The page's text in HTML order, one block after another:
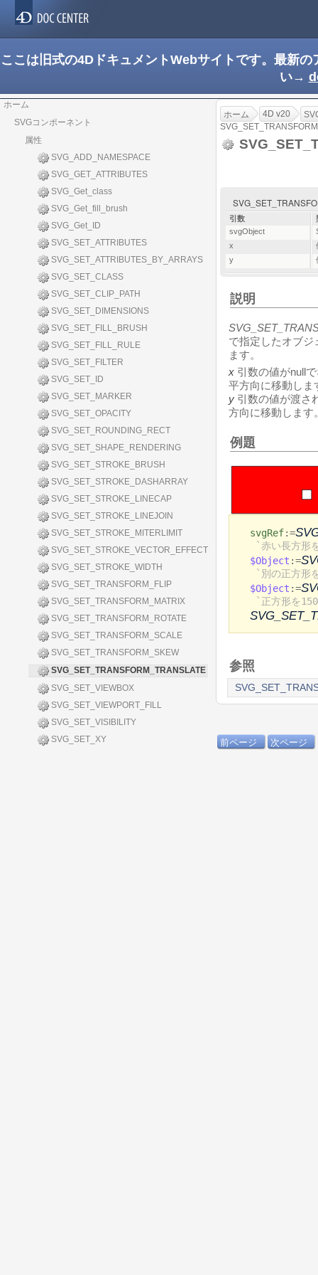
ここは旧式の4DドキュメントWebサイトです。最新
い→
ホーム
SVGコンポーネント
属性
SVG_ADD_NAMESPACE
SVG_GET_ATTRIBUTES
SVG_Get_class
SVG_Get_fill_brush
SVG_Get_ID
SVG_SET_ATTRIBUTES
SVG_SET_ATTRIBUTES_BY_ARRAYS
SVG_SET_CLASS
SVG_SET_CLIP_PATH
SVG_SET_DIMENSIONS
SVG_SET_FILL_BRUSH
SVG_SET_FILL_RULE
SVG_SET_FILTER
SVG_SET_ID
SVG_SET_MARKER
SVG_SET_OPACITY
SVG_SET_ROUNDING_RECT
SVG_SET_SHAPE_RENDERING
SVG_SET_STROKE_BRUSH
SVG_SET_STROKE_DASHARRAY
SVG_SET_STROKE_LINECAP
SVG_SET_STROKE_LINEJOIN
SVG_SET_STROKE_MITERLIMIT
SVG_SET_STROKE_VECTOR_EFFECT
SVG_SET_STROKE_WIDTH
SVG_SET_TRANSFORM_FLIP
SVG_SET_TRANSFORM_MATRIX
SVG_SET_TRANSFORM_ROTATE
SVG_SET_TRANSFORM_SCALE
SVG_SET_TRANSFORM_SKEW
SVG_SET_TRANSFORM_TRANSLATE
SVG_SET_VIEWBOX
SVG_SET_VIEWPORT_FILL
SVG_SET_VISIBILITY
SVG_SET_XY
ホーム 4D v20
引数
svgObject
x
y
説明
で指定したオブ
ます。
x 引数の値がnull
平方向に移動しま
y 引数の値が渡さ
方向に移動します
例題
svgRef:=
`赤い長方形
$Object :=
`別の正方形
$Object :=
`正方形を
参照
前ページ 次ページ